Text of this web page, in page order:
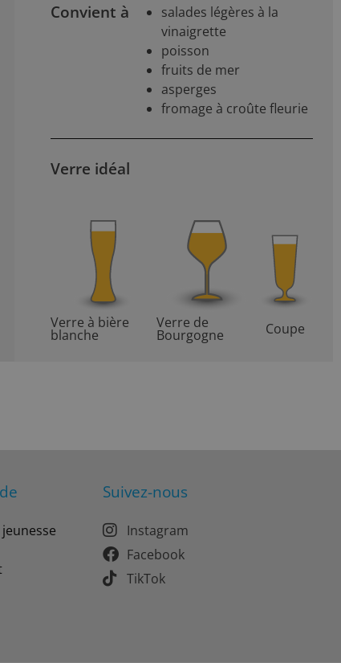
Convient à
salades légères à la
vinaigrette
poisson
fruits de mer
asperges
fromage à croûte fleurie
Verre idéal
Verre à bière
blanche
Verre de
Bourgogne Coupe
Suivez-nous
Instagram
Facebook
TikTok